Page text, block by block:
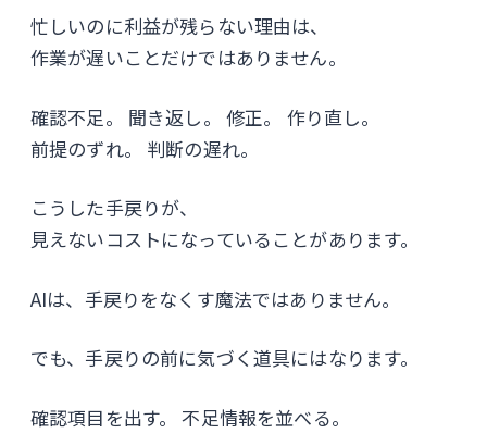
忙しいのに利益が残らない理由は、
作業が遅いことだけではありません。
確認不足。 聞き返し。 修正。 作り直し。
前提のずれ。 判断の遅れ。
こうした手戻りが、
見えないコストになっていることがあります。
AIは、手戻りをなくす魔法ではありません。
でも、手戻りの前に気づく道具にはなります。
確認項目を出す。 不足情報を並べる。